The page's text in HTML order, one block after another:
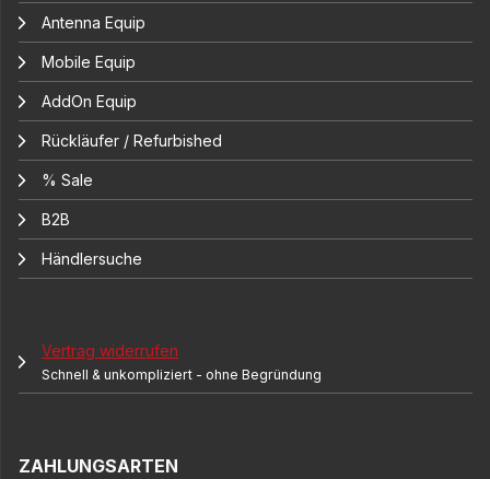
Antenna Equip
Mobile Equip
AddOn Equip
Rückläufer / Refurbished
% Sale
B2B
Händlersuche
Vertrag widerrufen
Schnell & unkompliziert - ohne Begründung
ZAHLUNGSARTEN